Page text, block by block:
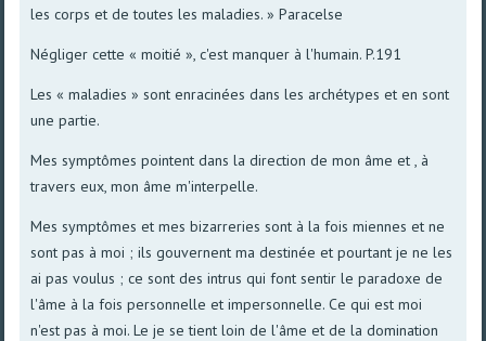
les corps et de toutes les maladies. » Paracelse
Négliger cette « moitié », c'est manquer à l'humain. P.191
Les « maladies » sont enracinées dans les archétypes et en sont
une partie.
Mes symptômes pointent dans la direction de mon âme et , à
travers eux, mon âme m'interpelle.
Mes symptômes et mes bizarreries sont à la fois miennes et ne
sont pas à moi ; ils gouvernent ma destinée et pourtant je ne les
ai pas voulus ; ce sont des intrus qui font sentir le paradoxe de
l'âme à la fois personnelle et impersonnelle. Ce qui est moi
n'est pas à moi. Le je se tient loin de l'âme et de la domination